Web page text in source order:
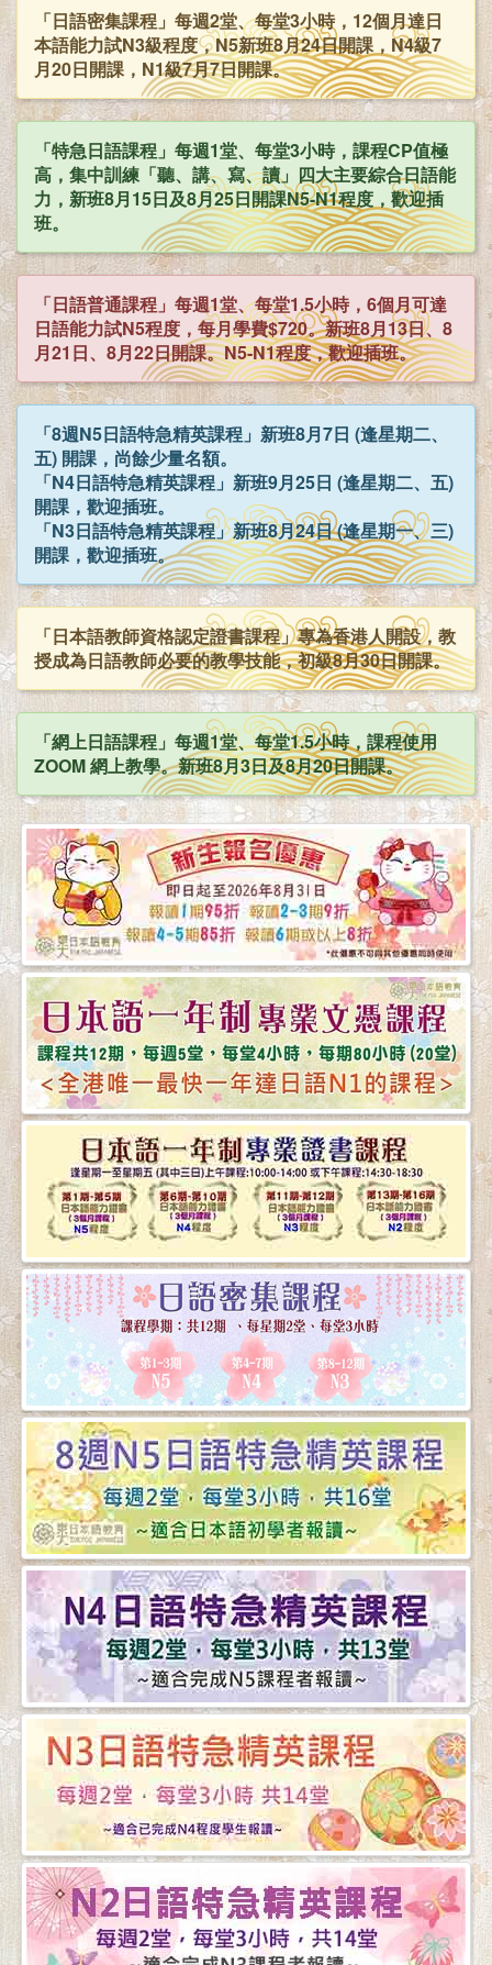
「日語密集課程」每週2堂、每堂3小時，12個月達日
本語能力試N3級程度，N5新班8月24日開課，N4級7
月20日開課，N1級7月7日開課。
「特急日語課程」每週1堂、每堂3小時，課程CP值極
高，集中訓練「聽、講、寫、讀」四大主要綜合日語能
力，新班8月15日及8月25日開課N5-N1程度，歡迎插
班。
「日語普通課程」每週1堂、每堂1.5小時，6個月可達
日語能力試N5程度，每月學費$720。新班8月13日、8
月21日、8月22日開課。N5-N1程度，歡迎插班。
「8週N5日語特急精英課程」新班8月7日 (逢星期二、
五) 開課，尚餘少量名額。
「N4日語特急精英課程」新班9月25日 (逢星期二、五)
開課，歡迎插班。
「N3日語特急精英課程」新班8月24日 (逢星期一、三)
開課，歡迎插班。
「日本語教師資格認定證書課程」專為香港人開設，教
授成為日語教師必要的教學技能，初級8月30日開課。
「網上日語課程」每週1堂、每堂1.5小時，課程使用
ZOOM 網上教學。新班8月3日及8月20日開課。